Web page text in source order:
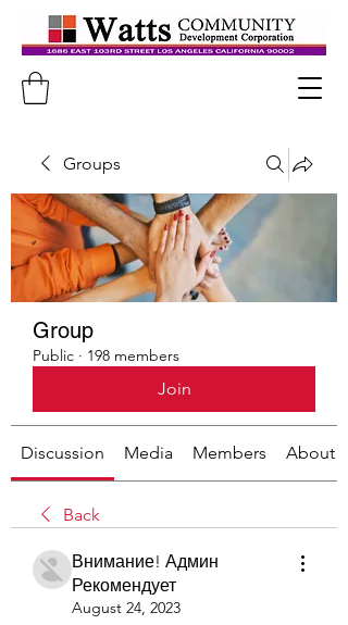
Groups
Group
Public · 198 members
Join
Discussion Media Members About
Back
Внимание! Админ
Рекомендует
August 24, 2023